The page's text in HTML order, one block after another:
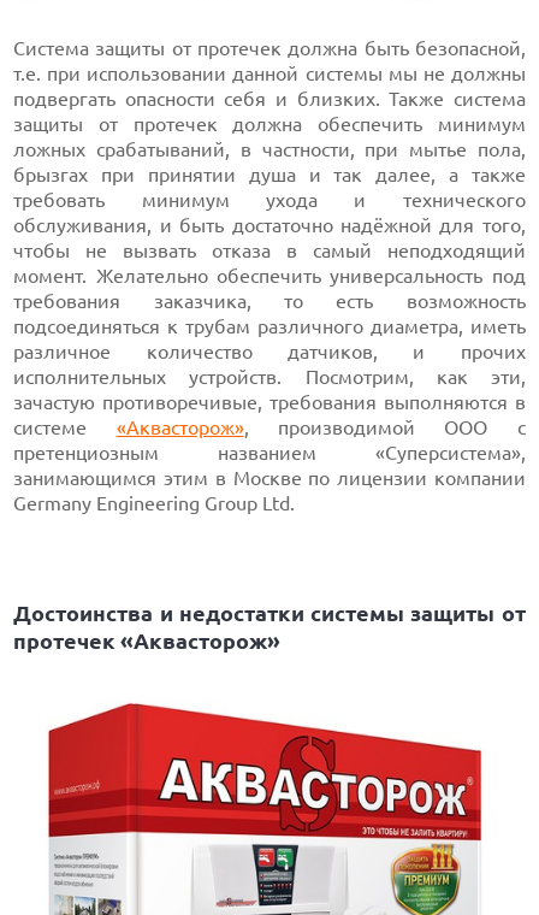
Система защиты от протечек должна быть безопасной,
т.е. при использовании данной системы мы не должны
подвергать опасности себя и близких. Также система
защиты от протечек должна обеспечить минимум
ложных срабатываний, в частности, при мытье пола,
брызгах при принятии душа и так далее, а также
требовать минимум ухода и технического
обслуживания, и быть достаточно надёжной для того,
чтобы не вызвать отказа в самый неподходящий
момент. Желательно обеспечить универсальность под
требования заказчика, то есть возможность
подсоединяться к трубам различного диаметра, иметь
различное количество датчиков, и прочих
исполнительных устройств. Посмотрим, как эти,
зачастую противоречивые, требования выполняются в
системе «Аквасторож», производимой ООО с
претенциозным названием «Суперсистема»,
занимающимся этим в Москве по лицензии компании
Germany Engineering Group Ltd.
Достоинства и недостатки системы защиты от
протечек «Аквасторож»